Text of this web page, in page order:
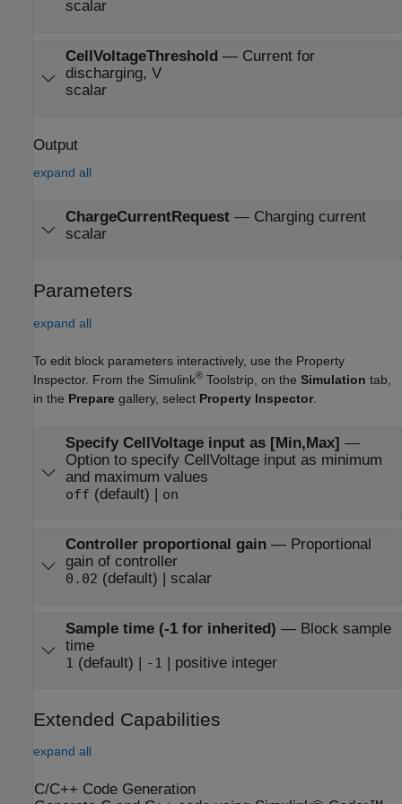
scalar
CellVoltageThreshold — Current for
discharging, V
scalar
Output
expand all
ChargeCurrentRequest— Charging current
scalar
Parameters
expand all
To edit block parameters interactively, use the Property
Inspector. From the Simulink® Toolstrip, on the Simulation tab,
in the Prepare gallery, select Property Inspector
Specify CellVoltage input as [Min,Max] —
Option to specify CellVoltage input as minimum
and maximum values
off (default) | on
Controller proportional gain— Proportional
gain of controller
0.02 (default) | scalar
Sample time (-1 for inherited) — Block sample
time
1 (default) | -1 | positive integer
Extended Capabilities
expand all
C/C++ Code Generation